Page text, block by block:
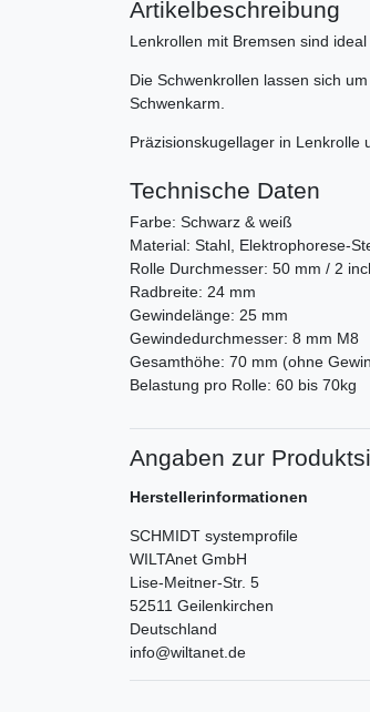
Artikelbeschreibung
Lenkrollen mit Bremsen sind
Die Schwenkrollen lassen sich
Schwenkarm.
Präzisionskugellager in Lenkrolle
Technische Daten
Farbe: Schwarz & weiß
Material: Stahl, Elektrophorese-
Rolle Durchmesser: 50 mm / 2
Radbreite: 24 mm
Gewindelänge: 25 mm
Gewindedurchmesser: 8 mm M8
Gesamthöhe: 70 mm (ohne
Belastung pro Rolle: 60 bis 70kg
Angaben zur
Herstellerinformationen
SCHMIDT systemprofile
WILTAnet GmbH
Lise-Meitner-Str. 5
52511 Geilenkirchen
Deutschland
info@wiltanet.de